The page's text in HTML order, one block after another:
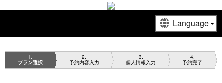
1
プラン選択
2
予約内容入力
3
個人情報入力
4
予約完了